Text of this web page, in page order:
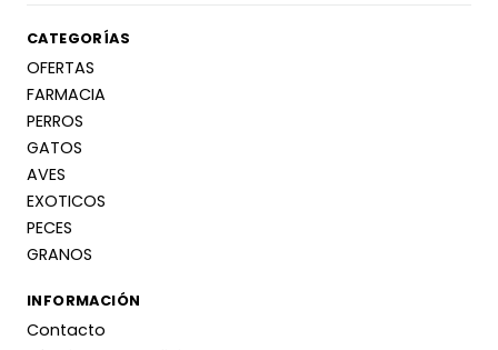
CATEGORÍAS
OFERTAS
FARMACIA
PERROS
GATOS
AVES
EXOTICOS
PECES
GRANOS
INFORMACIÓN
Contacto